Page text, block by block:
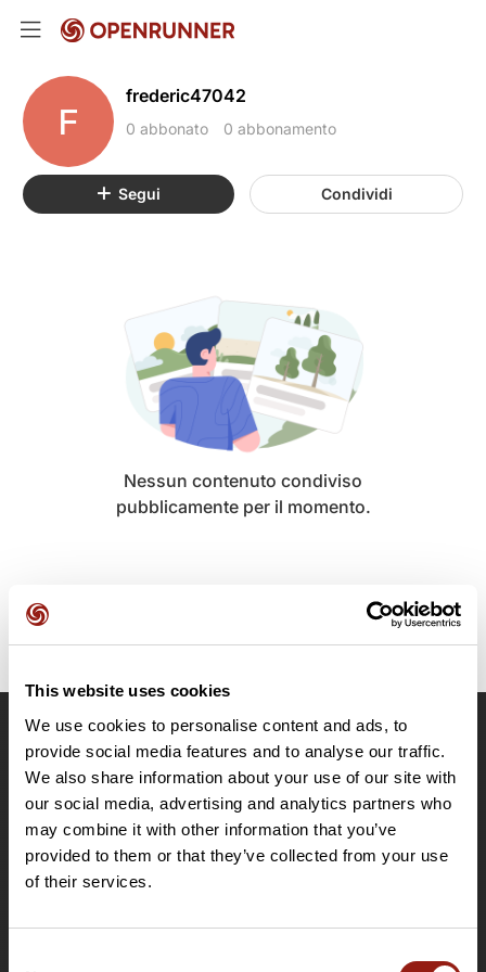
This website uses cookies
We use cookies to personalise content and ads, to
provide social media features and to analyse our traffic.
We also share information about your use of our site with
our social media, advertising and analytics partners who
may combine it with other information that you’ve
provided to them or that they’ve collected from your use
of their services.
F
frederic47042
0 abbonato 0 abbonamento
Segui Condividi
Nessun contenuto condiviso
pubblicamente per il momento.
OpenRunner
Team
Lavora con noi
Riguardo a
Contatti